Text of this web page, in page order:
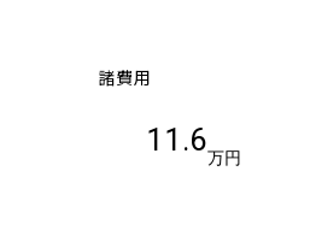
諸費用
11.6
万円